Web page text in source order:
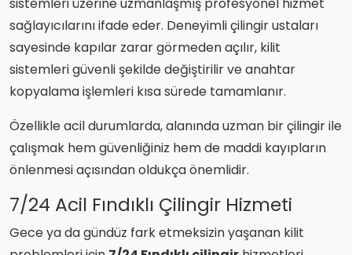
sağlayıcılarını ifade eder. Deneyimli çilingir ustaları
sayesinde kapılar zarar görmeden açılır, kilit
sistemleri güvenli şekilde değiştirilir ve anahtar
kopyalama işlemleri kısa sürede tamamlanır.
Özellikle acil durumlarda, alanında uzman bir çilingir ile
çalışmak hem güvenliğiniz hem de maddi kayıpların
önlenmesi açısından oldukça önemlidir.
7/24 Acil Fındıklı Çilingir Hizmeti
Gece ya da gündüz fark etmeksizin yaşanan kilit